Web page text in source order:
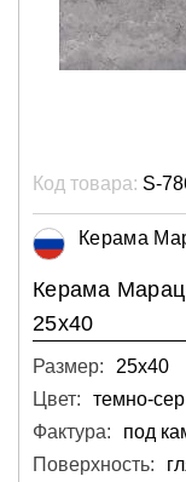
Код товара: S-
Керама
Керама
25х40
Размер:
25х40
Цвет:
темно-
Фактура:
под
Поверхность: